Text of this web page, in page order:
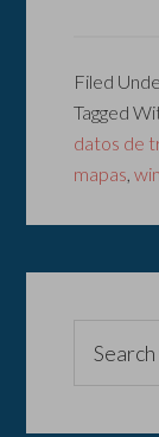
Filed
Tagged
datos de
mapas,